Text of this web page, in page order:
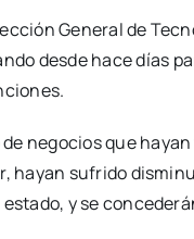
Gene­ral de
des­de hace días
nego­cios que
hayan sufri­do
y se